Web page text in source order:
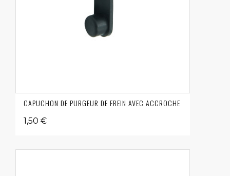
CAPUCHON DE PURGEUR DE FREIN AVEC ACCROCHE
1,50 €